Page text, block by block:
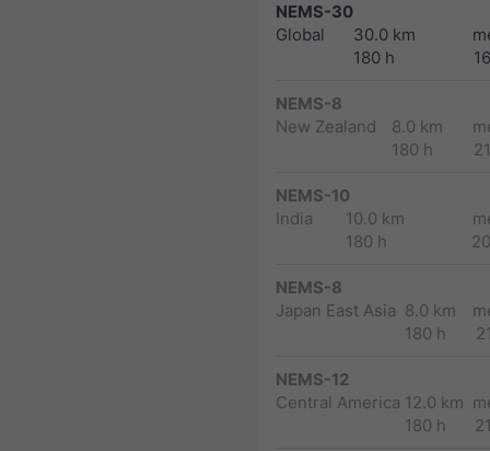
NEMS-30
Global
30.0 km
180 h
NEMS-8
New Zealand
8.0 km
180 h
NEMS-10
India
10.0 km
180 h
NEMS-8
Japan East Asia 8.0 km
180 h
NEMS-12
Central America 12.0 km
180 h